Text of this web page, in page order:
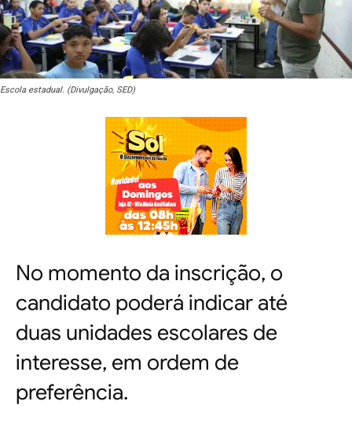
Escola estadual. (Divulgação, SED)
No momento da inscrição, o
candidato poderá indicar até
duas unidades escolares de
interesse, em ordem de
preferência.